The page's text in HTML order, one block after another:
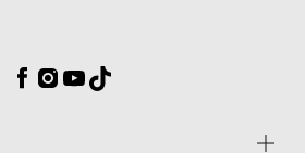
Facebook
Instagram
YouTube
TikTok